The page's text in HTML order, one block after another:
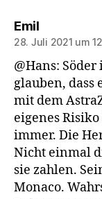
Emilsagt:
28. Juli 2021 um
@Hans:
glauben, dass
mit dem
eigenes
immer. Die
Nicht einmal
sie zahlen.
Monaco.